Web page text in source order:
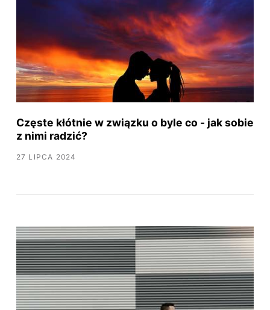
Częste kłótnie w związku o byle co - jak sobie
z nimi radzić?
27 LIPCA 2024